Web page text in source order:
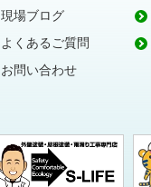
現場ブログ
よくあるご質問
お問い合わせ